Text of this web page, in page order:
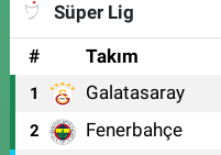
Süper Lig
#
Takım
1 Galatasaray
2 Fenerbahçe